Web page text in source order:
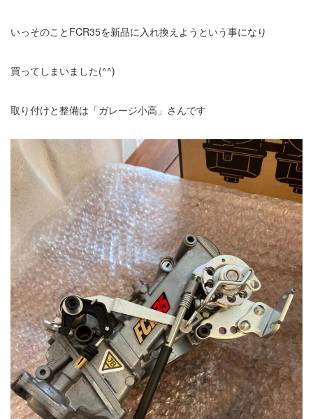
いっそのことFCR35を新品に入れ換えようという事になり
買ってしまいました(^^)
取り付けと整備は「ガレージ小高」さんです